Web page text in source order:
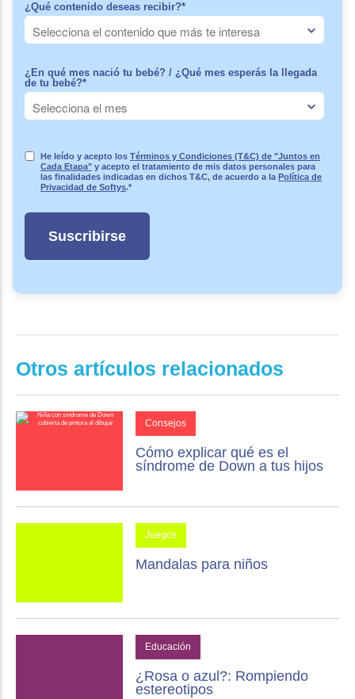
¿Qué contenido deseas recibir?*
¿En qué mes nació tu bebé? / ¿Qué mes esperás la llegada
de tu bebé?*
He leído y acepto los Términos y Condiciones (T&C) de "Juntos en
Cada Etapa" y acepto el tratamiento de mis datos personales para
las finalidades indicadas en dichos T&C, de acuerdo a la Política de
Privacidad de Softys.*
Otros artículos relacionados
Consejos
Cómo explicar qué es el
síndrome de Down a tus hijos
Juegos
Mandalas para niños
Educación
¿Rosa o azul?: Rompiendo
estereotipos